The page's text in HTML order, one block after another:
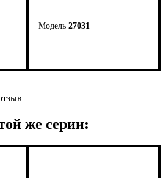
27031
Высота: 222 см
же серии: